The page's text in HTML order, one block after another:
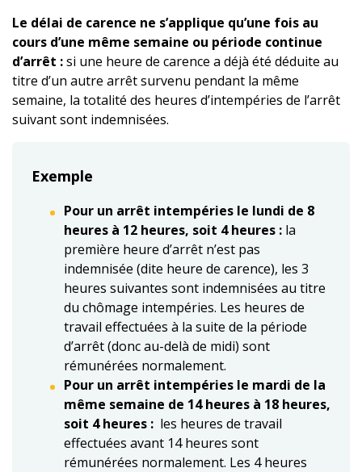
Le délai de carence ne s’applique qu’une fois au
cours d’une même semaine ou période continue
d’arrêt :si une heure de carence a déjà été déduite au
titre d’un autre arrêt survenu pendant la même
semaine, la totalité des heures d’intempéries de l’arrêt
suivant sont indemnisées.
Exemple
Pour un arrêt intempéries le lundi de 8
heures à 12 heures, soit 4 heures : la
première heure d’arrêt n’est pas
indemnisée (dite heure de carence), les 3
heures suivantes sont indemnisées au titre
du chômage intempéries. Les heures de
travail effectuées à la suite de la période
d’arrêt (donc au-delà de midi) sont
rémunérées normalement.
Pour un arrêt intempéries le mardi de la
même semaine de 14 heures à 18 heures,
soit 4 heures : les heures de travail
effectuées avant 14 heures sont
rémunérées normalement. Les 4 heures